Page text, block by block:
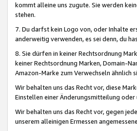
kommt alleine uns zugute. Sie werden
stehen.
7. Du darfst kein Logo von, oder Inhalte
anderweitig verwenden, es sei denn, du
8. Sie dürfen in keiner Rechtsordnung
keiner Rechtsordnung Marken, Domain-
Amazon-Marke zum Verwechseln ähnlich
Wir behalten uns das Recht vor, diese
Einstellen einer Änderungsmitteilung
Wir behalten uns das Recht vor, gegen
unserem alleinigen Ermessen